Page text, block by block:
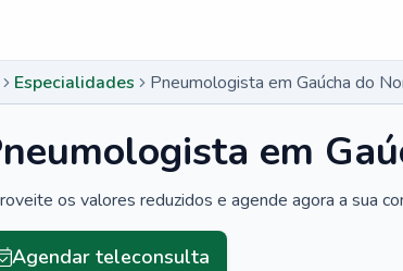
Especialidades Pneumologista em Gaúcha do
em
os valores reduzidos e agende agora a sua
Agendar teleconsulta